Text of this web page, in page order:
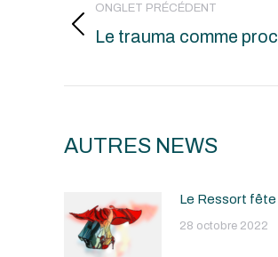
DEONGLET PRÉCÉDENT
Onglet
Le trauma comme
AUTRES NEWS
Le Ressort fête
28 octobre 2022